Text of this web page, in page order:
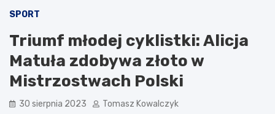
SPORT
Triumf młodej cyklistki: Alicja
Matuła zdobywa złoto w
Mistrzostwach Polski
30 sierpnia 2023 Tomasz Kowalczyk